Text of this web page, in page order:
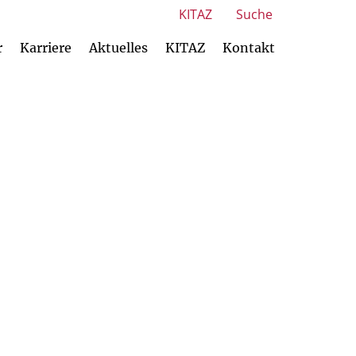
Karriere Aktuelles KITAZ Kontakt
KITAZ Suche